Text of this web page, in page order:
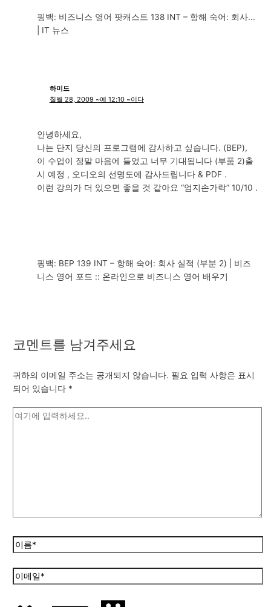
핑백: 비즈니스 영어 팟캐스트 138 INT – 항해 숙어: 회사...
| IT 뉴스
하미드
칠월 28, 2009 ~에 12:10 ~이다
안녕하세요,
나는 단지 당신의 프로그램에 감사하고 싶습니다. (BEP),
이 수업이 정말 마음에 들었고 너무 기대됩니다 (부품 2)출
시 예정 , 오디오의 선명도에 감사드립니다 & PDF .
이런 강의가 더 있으면 좋을 것 같아요 “엄지손가락” 10/10 .
핑백: BEP 139 INT – 항해 숙어: 회사 실적 (부분 2) | 비즈
니스 영어 포드 :: 온라인으로 비즈니스 영어 배우기
코멘트를 남겨주세요
귀하의 이메일 주소는 공개되지 않습니다. 필요 입력 사항은 표시
되어 있습니다 *